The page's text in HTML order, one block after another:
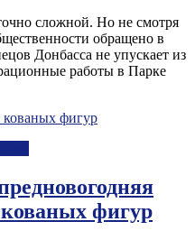
сложной. Но не смотря
обращено в
Донбасса не упускает из
работы в Парке
фигур